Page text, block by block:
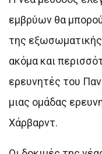
εμβρύων θα
της εξωσωματικής
ακόμα και
ερευνητές του
μιας ομάδας
Χάρβαρντ.